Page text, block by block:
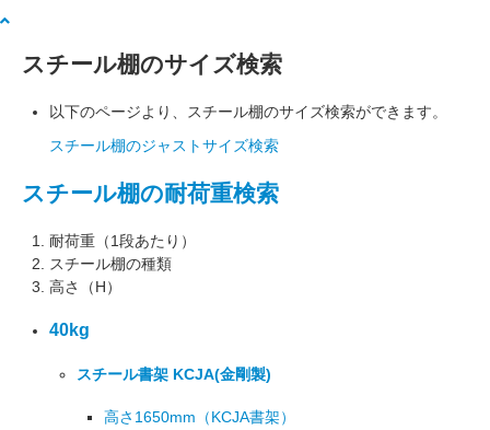
スチール棚のサイズ検索
以下のページより、スチール棚のサイズ検索ができます。
スチール棚のジャストサイズ検索
スチール棚の耐荷重検索
耐荷重（1段あたり）
スチール棚の種類
高さ（H）
40kg
スチール書架 KCJA(金剛製)
高さ1650mm （KCJA書架）